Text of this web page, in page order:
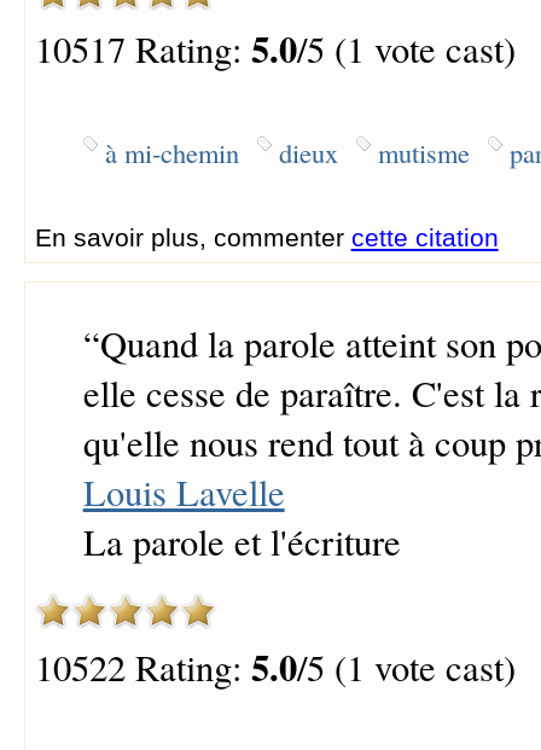
10517 Rating: 5.0/5 (1 vote cast)
à mi-chemin dieux mutisme
En savoir plus, commenter cette citation
“Quand la parole atteint son
elle cesse de paraître. C'est la
qu'elle nous rend tout à coup
Louis Lavelle
La parole et l'écriture
10522 Rating: 5.0/5 (1 vote cast)